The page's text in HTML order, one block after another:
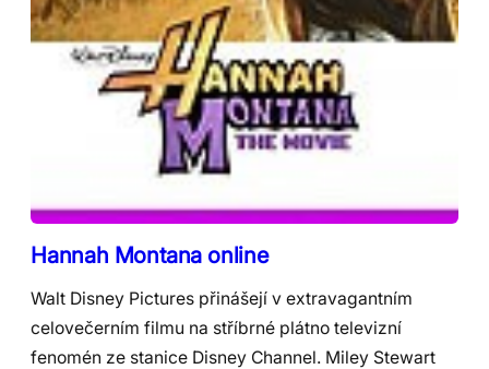
Hannah Montana online
Walt Disney Pictures přinášejí v extravagantním
celovečerním filmu na stříbrné plátno televizní
fenomén ze stanice Disney Channel. Miley Stewart